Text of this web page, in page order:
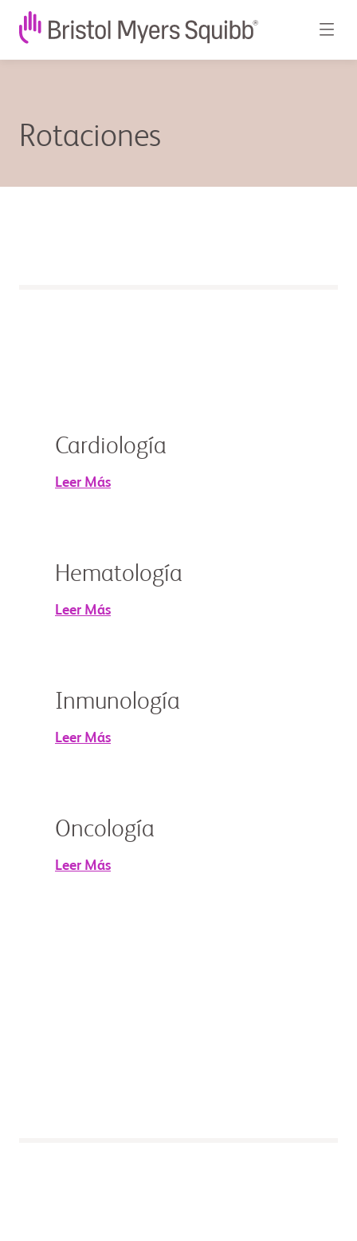
Rotaciones
Cardiología
Leer Más
Hematología
Leer Más
Inmunología
Leer Más
Oncología
Leer Más